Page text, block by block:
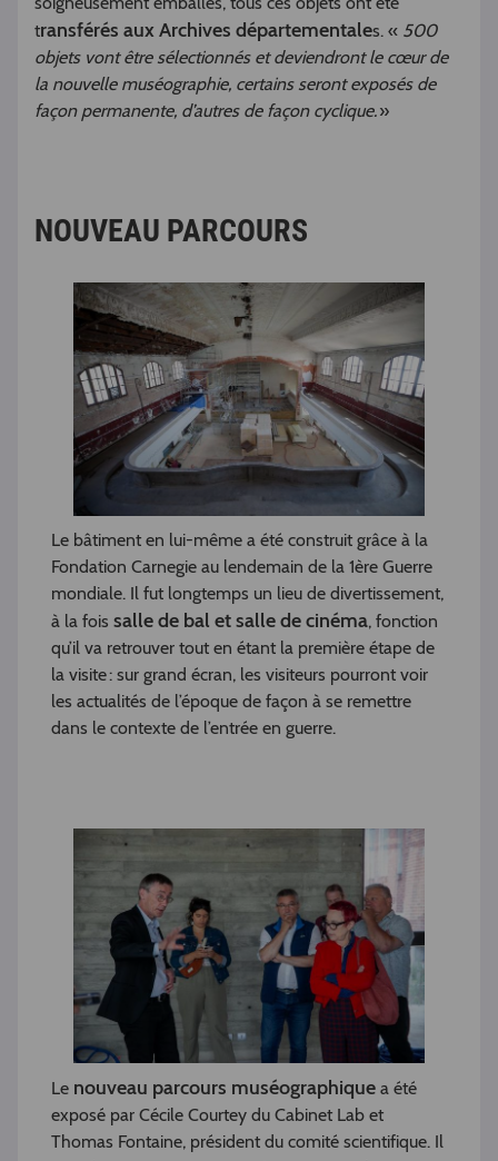
transférés aux Archives départementales. « 500
objets vont être sélectionnés et deviendront le cœur de
la nouvelle muséographie, certains seront exposés de
façon permanente, d’autres de façon cyclique.»
NOUVEAU PARCOURS
Le bâtiment en lui-même a été construit grâce à la
Fondation Carnegie au lendemain de la 1ère Guerre
mondiale. Il fut longtemps un lieu de divertissement,
à la fois salle de bal et salle de cinéma, fonction
qu’il va retrouver tout en étant la première étape de
la visite : sur grand écran, les visiteurs pourront voir
les actualités de l’époque de façon à se remettre
dans le contexte de l’entrée en guerre.
Le nouveau parcours muséographique a été
exposé par Cécile Courtey du Cabinet Lab et
Thomas Fontaine, président du comité scientifique. Il